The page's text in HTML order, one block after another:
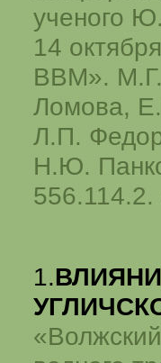
ученого
14 октября
ВВМ». М.Г.
Ломова,
Л.П.
Н.Ю.
556.114.2.
1.